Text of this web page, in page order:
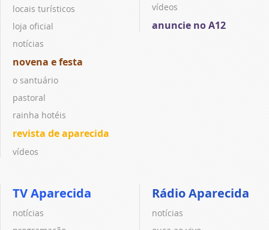
locais turísticos
loja oficial
notícias
novena e festa
o santuário
pastoral
rainha hotéis
revista de aparecida
vídeos
vídeos
anuncie no A12
TV Aparecida
notícias
Rádio Aparecida
notícias